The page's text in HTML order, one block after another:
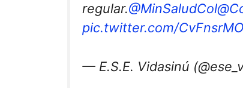
regular.@MinSaludCol
pic.twitter.com/
— E.S.E. Vidasinú